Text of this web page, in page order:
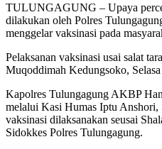
TULUNGAGUNG – Upaya
dilakukan oleh Polres
menggelar vaksinasi pada
Pelaksanan vaksinasi usai salat
Muqoddimah Kedungsoko,
Kapolres Tulungagung AKBP
melalui Kasi Humas Iptu Anshori,
vaksinasi dilaksanakan seusai
Sidokkes Polres Tulungagung.